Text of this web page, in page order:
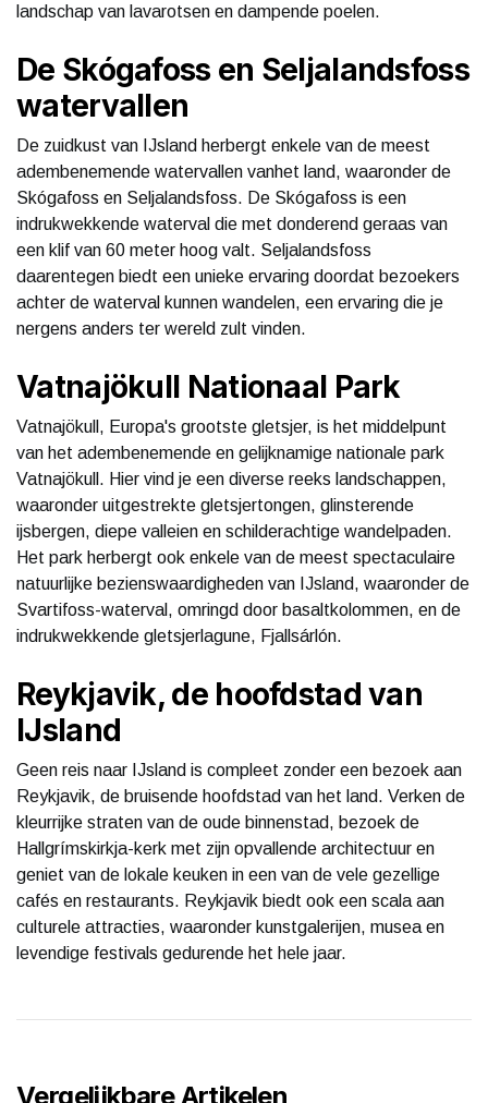
landschap van lavarotsen en dampende poelen.
De Skógafoss en Seljalandsfoss
watervallen
De zuidkust van IJsland herbergt enkele van de meest
adembenemende watervallen vanhet land, waaronder de
Skógafoss en Seljalandsfoss. De Skógafoss is een
indrukwekkende waterval die met donderend geraas van
een klif van 60 meter hoog valt. Seljalandsfoss
daarentegen biedt een unieke ervaring doordat bezoekers
achter de waterval kunnen wandelen, een ervaring die je
nergens anders ter wereld zult vinden.
Vatnajökull Nationaal Park
Vatnajökull, Europa's grootste gletsjer, is het middelpunt
van het adembenemende en gelijknamige nationale park
Vatnajökull. Hier vind je een diverse reeks landschappen,
waaronder uitgestrekte gletsjertongen, glinsterende
ijsbergen, diepe valleien en schilderachtige wandelpaden.
Het park herbergt ook enkele van de meest spectaculaire
natuurlijke bezienswaardigheden van IJsland, waaronder de
Svartifoss-waterval, omringd door basaltkolommen, en de
indrukwekkende gletsjerlagune, Fjallsárlón.
Reykjavik, de hoofdstad van
IJsland
Geen reis naar IJsland is compleet zonder een bezoek aan
Reykjavik, de bruisende hoofdstad van het land. Verken de
kleurrijke straten van de oude binnenstad, bezoek de
Hallgrímskirkja-kerk met zijn opvallende architectuur en
geniet van de lokale keuken in een van de vele gezellige
cafés en restaurants. Reykjavik biedt ook een scala aan
culturele attracties, waaronder kunstgalerijen, musea en
levendige festivals gedurende het hele jaar.
Vergelijkbare Artikelen